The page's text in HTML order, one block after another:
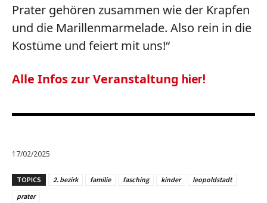
Prater gehören zusammen wie der Krapfen
und die Marillenmarmelade. Also rein in die
Kostüme und feiert mit uns!“
Alle Infos zur Veranstaltung hier!
17/02/2025
TOPICS 2. bezirk familie fasching kinder
leopoldstadt
prater